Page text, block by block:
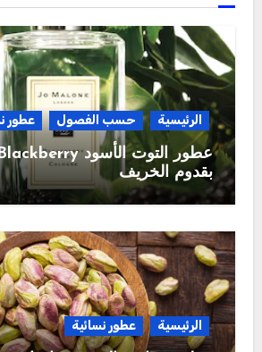
الرئيسية حسب الفصول عطور
بقدوم الخريف
الرئيسية عطور نسائية